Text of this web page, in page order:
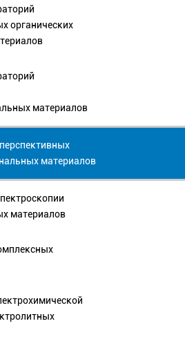
органических
материалов
материалов
материалов